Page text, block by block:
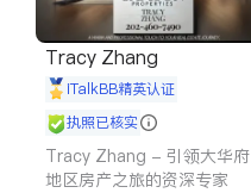
Tracy Zhang
iTalkBB精英认证
执照已核实
Tracy Zhang - 引领大华府
地区房产之旅的资深专家